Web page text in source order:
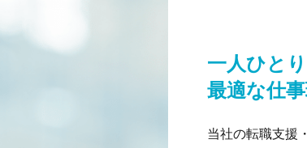
一人ひと
最適な仕
当社の転職支援